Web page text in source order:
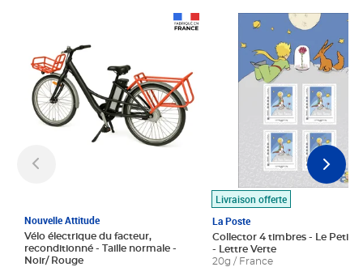
Nouvelle Attitude
Vélo électrique du facteur,
reconditionné - Taille normale -
Noir/ Rouge
Livraison offerte
La Poste
Collector 4 timbres - Le Petit
- Lettre Verte
20g / France
Prix 7,50€